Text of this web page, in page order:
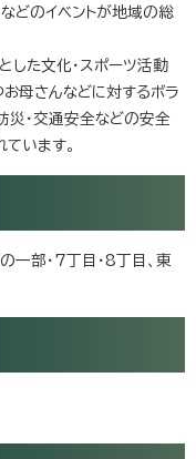
などのイベントが地域の総
した文化・スポーツ活動
母さんなどに対するボラ
災・交通安全などの安全
います。
一部・7丁目・8丁目、東